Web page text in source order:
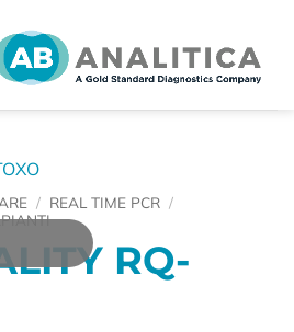
/ REAL TIME PCR /
RQ-